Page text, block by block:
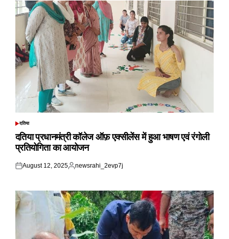
POSTED
दतिया
दतिया प्रधानमंत्री कॉलेज ऑफ़ एक्सीलेंस में हुआ भाषण एवं रंगोली
प्रतियोगिता का आयोजन
Posted
August 12, 2025
Posted
newsrahi_2evp7j